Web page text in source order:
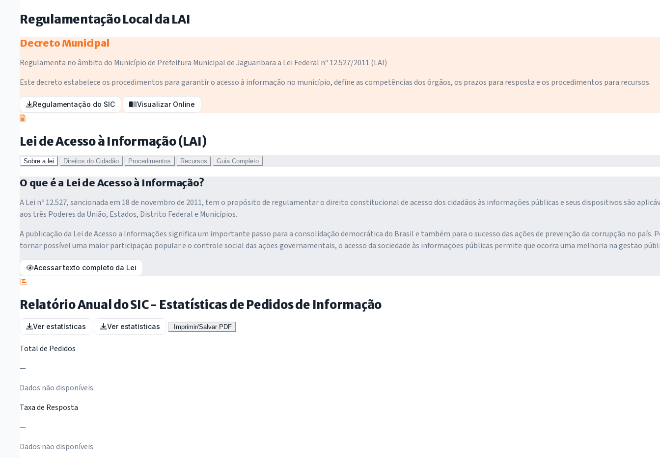
Regulamentação Local da LAI
Decreto Municipal
Regulamenta no âmbito do Município de Prefeitura Municipal de Jaguaribara a Lei Federal nº 12.527/2011 (LAI)
Este decreto estabelece os procedimentos para garantir o acesso à informação no município, define as competências dos órgãos, os prazos para resposta e os procedimentos para recursos.
Regulamentação do SIC Visualizar Online
Lei de Acesso à Informação (LAI)
Sobre a lei Direitos do Cidadão Procedimentos Recursos Guia Completo
O que é a Lei de Acesso à Informação?
A Lei nº 12.527, sancionada em 18 de novembro de 2011, tem o propósito de regulamentar o direito constitucional de acesso dos cidadãos às informações públicas e seus dispositivos são
aos três Poderes da União, Estados, Distrito Federal e Municípios.
A publicação da Lei de Acesso a Informações significa um importante passo para a consolidação democrática do Brasil e também para o sucesso das ações de prevenção da corrupção no país.
tornar possível uma maior participação popular e o controle social das ações governamentais, o acesso da sociedade às informações públicas permite que ocorra uma melhoria na gestão
Acessar texto completo da Lei
Relatório Anual do SIC - Estatísticas de Pedidos de Informação
Ver estatísticas Ver estatísticas Imprimir/Salvar PDF
Total de Pedidos
—
Dados não disponíveis
Taxa de Resposta
—
Dados não disponíveis